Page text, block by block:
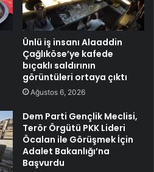
Ünlü iş insanı Alaaddin
Çağlıköse’ye kafede
bıçaklı saldırının
görüntüleri ortaya çıktı
Ağustos 6, 2026
Dem Parti Gençlik Meclisi,
Terör Örgütü PKK Lideri
Öcalan ile Görüşmek İçin
Adalet Bakanlığı’na
Başvurdu